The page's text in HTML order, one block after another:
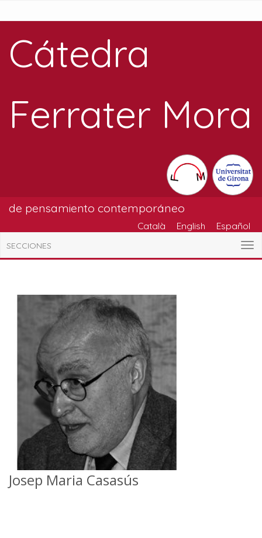
Cátedra
Ferrater Mora
de pensamiento contemporáneo
Català English Español
SECCIONES
Josep Maria Casasús